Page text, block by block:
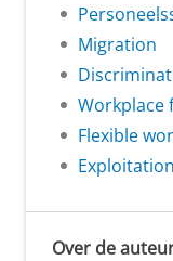
Migration
Workplace
Flexible
Exploitation
Over de